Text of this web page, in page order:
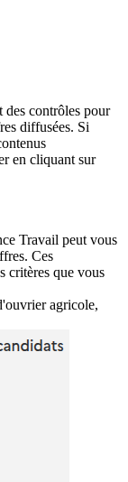
des contrôles pour
diffusées. Si
en cliquant sur
Travail peut vous
Ces
critères que vous
agricole,